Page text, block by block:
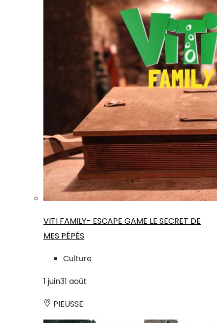
VITI FAMILY- ESCAPE GAME LE SECRET DE
MES PÉPÉS
Culture
1 juin31 août
PIEUSSE